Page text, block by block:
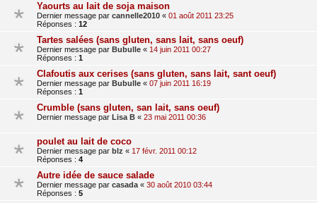
Yaourts au lait de soja maison
Dernier message par cannelle2010 « 01 août 2011 23:25
Réponses : 12
Tartes salées (sans gluten, sans lait, sans oeuf)
Dernier message par Bubulle « 14 juin 2011 00:27
Réponses : 1
Clafoutis aux cerises (sans gluten, sans lait, sant oeuf)
Dernier message par Bubulle « 07 juin 2011 16:19
Réponses : 1
Crumble (sans gluten, san lait, sans oeuf)
Dernier message par Lisa B « 23 mai 2011 00:36
poulet au lait de coco
Dernier message par blz « 17 févr. 2011 00:12
Réponses : 4
Autre idée de sauce salade
Dernier message par casada « 30 août 2010 03:44
Réponses : 5